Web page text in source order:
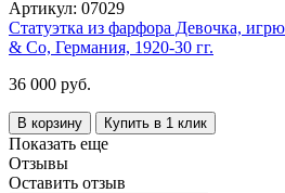
Артикул: 07029
Статуэтка из фарфора Девочка,
& Co, Германия, 1920-30 гг.
36 000 руб.
В корзину Купить в 1 клик
Показать еще
Отзывы
Оставить отзыв